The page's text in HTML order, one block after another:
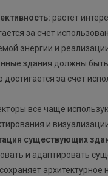
растет
за счет
энергии и
здания должны
за счет
все чаще
и
существующих
и адаптировать
архитектурное